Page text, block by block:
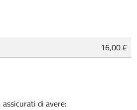
16,00 €
assicurati di avere: